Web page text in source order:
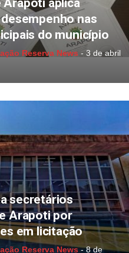
Arapoti aplica
nas
do município
Reserva News - 3 de abril
secretários
Arapoti por
em licitação
Reserva News - 8 de